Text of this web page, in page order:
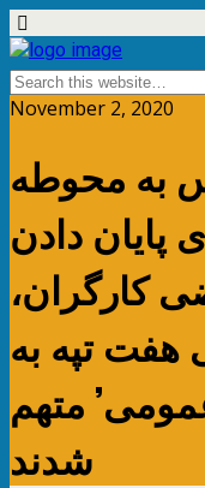
November 2, 2020
به محوطه
پایان دادن
کارگران،
هفت تپه به
متهم
شدند